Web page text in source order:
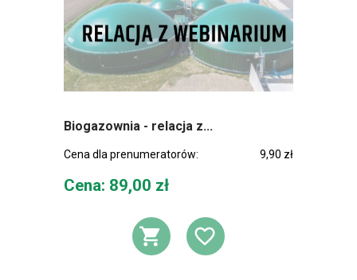
Biogazownia - relacja z...
Cena dla prenumeratorów: 9,90 zł
Cena
Cena: 89,00 zł
DODAJ DO
DODAJ DO